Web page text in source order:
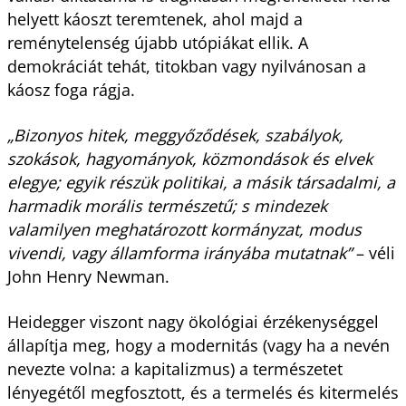
helyett káoszt teremtenek, ahol majd a
reménytelenség újabb utópiákat ellik. A
demokráciát tehát, titokban vagy nyilvánosan a
káosz foga rágja.
„Bizonyos hitek, meggyőződések, szabályok,
szokások, hagyományok, közmondások és elvek
elegye; egyik részük politikai, a másik társadalmi, a
harmadik morális természetű; s mindezek
valamilyen meghatározott kormányzat, modus
vivendi, vagy államforma irányába mutatnak”– véli
John Henry Newman.
Heidegger viszont nagy ökológiai érzékenységgel
állapítja meg, hogy a modernitás (vagy ha a nevén
nevezte volna: a kapitalizmus) a természetet
lényegétől megfosztott, és a termelés és kitermelés